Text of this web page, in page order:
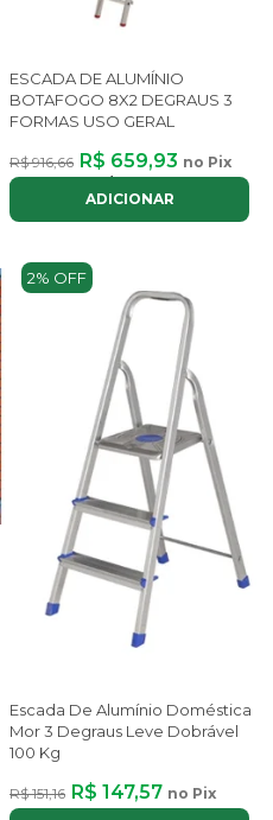
ESCADA DE ALUMÍNIO
BOTAFOGO 8X2 DEGRAUS 3
FORMAS USO GERAL
R$ 916,66 R$ 659,93 no Pix
ou até
ADICIONAR
2% OFF
Escada De Alumínio Doméstica
Mor 3 Degraus Leve Dobrável
100 Kg
R$ 151,16 R$ 147,57 no Pix